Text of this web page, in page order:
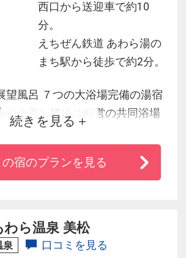
西口から送迎車で約10
分。
えちぜん鉄道 あわら湯の
まち駅から徒歩で約2分。
風呂 ７つの大浴場完備の湯宿
位置し隣には町営の共同浴場
なバス乗り場までも徒歩２分
楽・ぐらばあ亭）」の湯めぐり
続きを見る
の宿のプランを見る
わら温泉 美松
泉 口コミを見る